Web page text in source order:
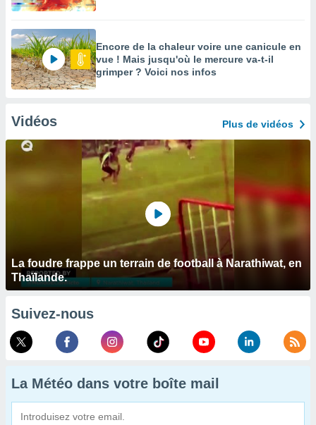
Encore de la chaleur voire une canicule en
vue ! Mais jusqu'où le mercure va-t-il
grimper ? Voici nos infos
Vidéos Plus de vidéos
La foudre frappe un terrain de football à Narathiwat, en
Thaïlande.
Suivez-nous
La Météo dans votre boîte mail